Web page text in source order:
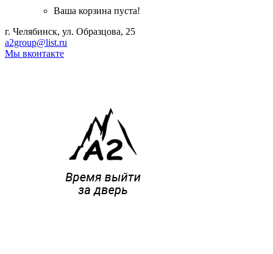
Ваша корзина пуста!
г. Челябинск, ул. Образцова, 25
a2group@list.ru
Мы вконтакте